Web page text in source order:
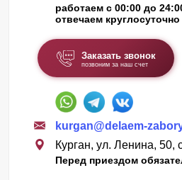
работаем с 00:00 до
отвечаем круглосуточно
Заказать звонок
позвоним за наш счет
kurgan@delaem-
Курган, ул. Ленина, 50,
Перед приездом